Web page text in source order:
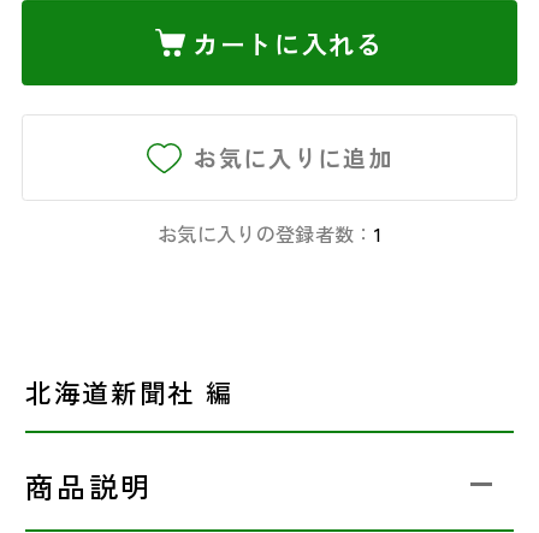
カートに入れる
お気に入りに追加
お気に入りの登録者数： 1
北海道新聞社 編
商品説明